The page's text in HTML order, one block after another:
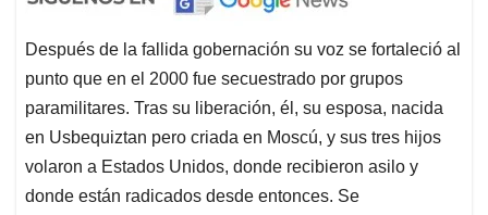
Después de la fallida gobernación su voz se fortaleció al
punto que en el 2000 fue secuestrado por grupos
paramilitares. Tras su liberación, él, su esposa, nacida
en Usbequiztan pero criada en Moscú, y sus tres hijos
volaron a Estados Unidos, donde recibieron asilo y
donde están radicados desde entonces. Se